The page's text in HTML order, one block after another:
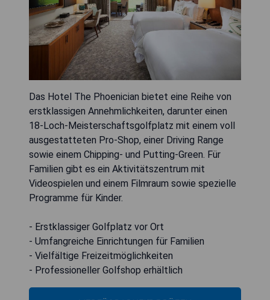
Das Hotel The Phoenician bietet eine Reihe von
erstklassigen Annehmlichkeiten, darunter einen
18-Loch-Meisterschaftsgolfplatz mit einem voll
ausgestatteten Pro-Shop, einer Driving Range
sowie einem Chipping- und Putting-Green. Für
Familien gibt es ein Aktivitätszentrum mit
Videospielen und einem Filmraum sowie spezielle
Programme für Kinder.
- Erstklassiger Golfplatz vor Ort
- Umfangreiche Einrichtungen für Familien
- Vielfältige Freizeitmöglichkeiten
- Professioneller Golfshop erhältlich